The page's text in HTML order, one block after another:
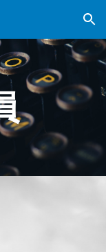
Skip to navigation